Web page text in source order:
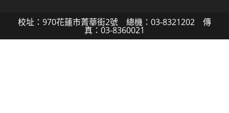
校址：970花蓮市菁華街2號 總機：03-8321202 傳
真：03-8360021